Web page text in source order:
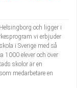
och ligger i
vi erbjuder
i Sverige med så
1000 elever och över
skolor är en
medarbetare en